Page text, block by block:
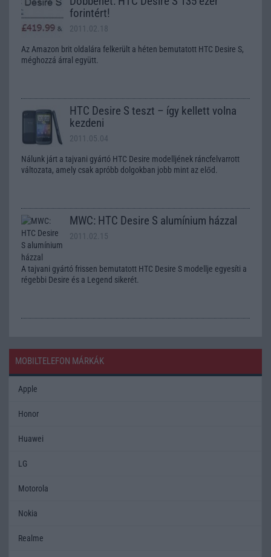
forintért!
2011.02.18
Az Amazon brit oldalára felkerült a héten bemutatott HTC Desire S,
méghozzá árral együtt.
HTC Desire S teszt – így kellett volna
kezdeni
2011.05.04
Nálunk járt a tajvani gyártó HTC Desire modelljének ráncfelvarrott
változata, amely csak apróbb dolgokban jobb mint az előd.
MWC: HTC Desire S alumínium házzal
2011.02.15
A tajvani gyártó frissen bemutatott HTC Desire S modellje egyesíti a
régebbi Desire és a Legend sikerét.
MOBILTELEFON MÁRKÁK
Apple
Honor
Huawei
LG
Motorola
Nokia
Realme